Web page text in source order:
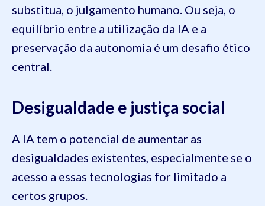
substitua, o julgamento humano. Ou seja, o
equilíbrio entre a utilização da IA e a
preservação da autonomia é um desafio ético
central.
Desigualdade e justiça social
A IA tem o potencial de aumentar as
desigualdades existentes, especialmente se o
acesso a essas tecnologias for limitado a
certos grupos.